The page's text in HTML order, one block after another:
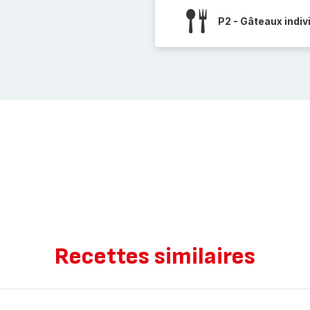
P2 - Gâteaux
Recettes similaires